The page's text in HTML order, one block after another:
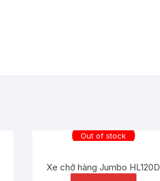
Out of stock
Xe chở hàng Jumbo HL120D